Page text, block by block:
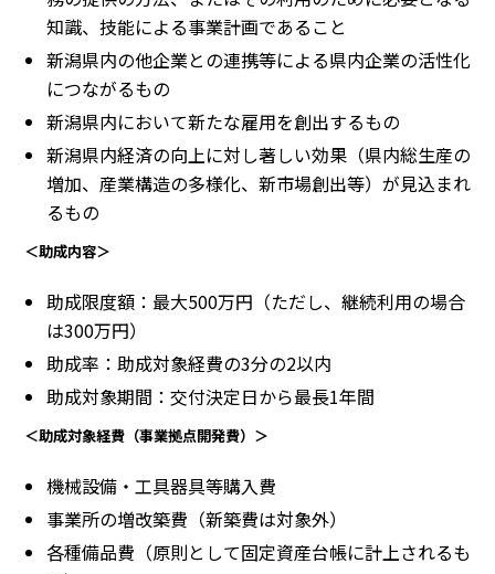
知識、技能による事業計画であること
新潟県内の他企業との連携等による県内企業の活性化
につながるもの
新潟県内において新たな雇用を創出するもの
新潟県内経済の向上に対し著しい効果（県内総生産の
増加、産業構造の多様化、新市場創出等）が見込まれ
るもの
＜助成内容＞
助成限度額：最大500万円（ただし、継続利用の場合
は300万円）
助成率：助成対象経費の3分の2以内
助成対象期間：交付決定日から最長1年間
＜助成対象経費（事業拠点開発費）＞
機械設備・工具器具等購入費
事業所の増改築費（新築費は対象外）
各種備品費（原則として固定資産台帳に計上されるも